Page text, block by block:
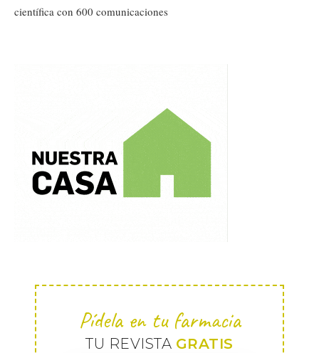
científica con 600 comunicaciones
Pídela en tu farmacia
TU REVISTA GRATIS